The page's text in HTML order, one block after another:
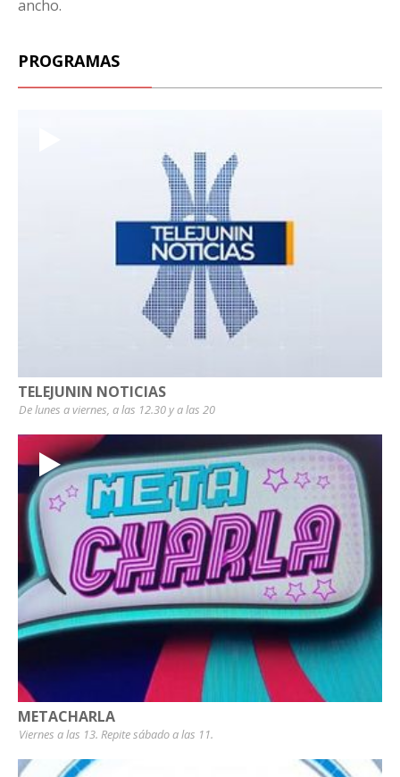
ancho.
PROGRAMAS
TELEJUNIN NOTICIAS
De lunes a viernes, a las 12.30 y a las 20
METACHARLA
Viernes a las 13. Repite sábado a las 11.